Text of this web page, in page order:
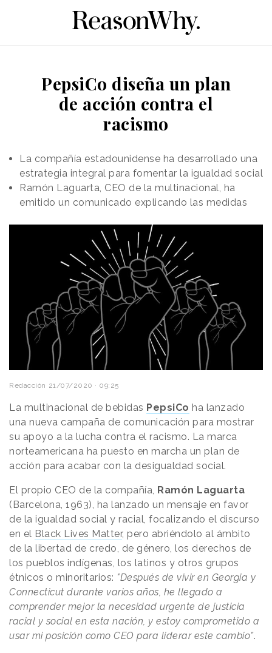
PepsiCo diseña un plan
de acción contra el
racismo
La compañía estadounidense ha desarrollado una
estrategia integral para fomentar la igualdad social
Ramón Laguarta, CEO de la multinacional, ha
emitido un comunicado explicando las medidas
Redacción 21/07/2020 · 09:25
La multinacional de bebidas PepsiCo ha lanzado
una nueva campaña de comunicación para mostrar
su apoyo a la lucha contra el racismo. La marca
norteamericana ha puesto en marcha un plan de
acción para acabar con la desigualdad social.
El propio CEO de la compañía, Ramón Laguarta
(Barcelona, 1963), ha lanzado un mensaje en favor
de la igualdad social y racial, focalizando el discurso
en el Black Lives Matter, pero abriéndolo al ámbito
de la libertad de credo, de género, los derechos de
los pueblos indígenas, los latinos y otros grupos
étnicos o minoritarios: "Después de vivir en Georgia y
Connecticut durante varios años, he llegado a
comprender mejor la necesidad urgente de justicia
racial y social en esta nación, y estoy comprometido a
usar mi posición como CEO para liderar este cambio”.